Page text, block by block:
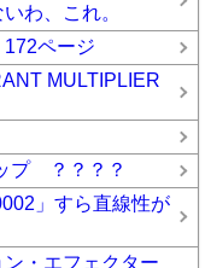
わ、これ。
ページ
MULTIPLIER
プ ？？？？
」すら直線性が
・エフェクター